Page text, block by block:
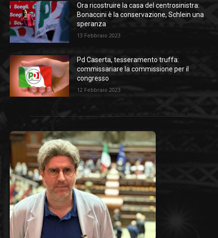
Ora ricostruire la casa del centrosinistra:
Bonaccini è la conservazione, Schlein una
speranza
13 Febbraio 2023
Pd Caserta, tesseramento truffa:
commissariare la commissione per il
congresso
12 Febbraio 2023